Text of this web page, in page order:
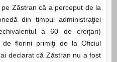
Zăstran că a perceput de la
din timpul administraţiei
a 60 de creiţari)
florini primiţi de la Oficiul
declarat că Zăstran nu a fost